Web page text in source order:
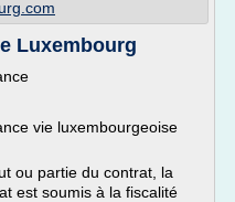
Luxembourg
vie luxembourgeoise
ou partie du contrat, la
est soumis à la fiscalité